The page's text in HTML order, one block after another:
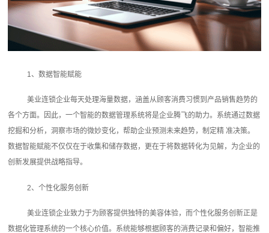
1、数据智能赋能
美业连锁企业每天处理海量数据，涵盖从顾客消费习惯到产品销售趋势的
各个方面。因此，一个智能的数据管理系统将是企业腾飞的助力。系统通过数据
挖掘和分析，洞察市场的微妙变化，帮助企业预测未来趋势，制定精 准决策。
数据智能赋能不仅仅在于收集和储存数据，更在于将数据转化为见解，为企业的
创新发展提供战略指导。
2、个性化服务创新
美业连锁企业致力于为顾客提供独特的美容体验，而个性化服务创新正是
数据化管理系统的一个核心价值。系统能够根据顾客的消费记录和偏好，智能推